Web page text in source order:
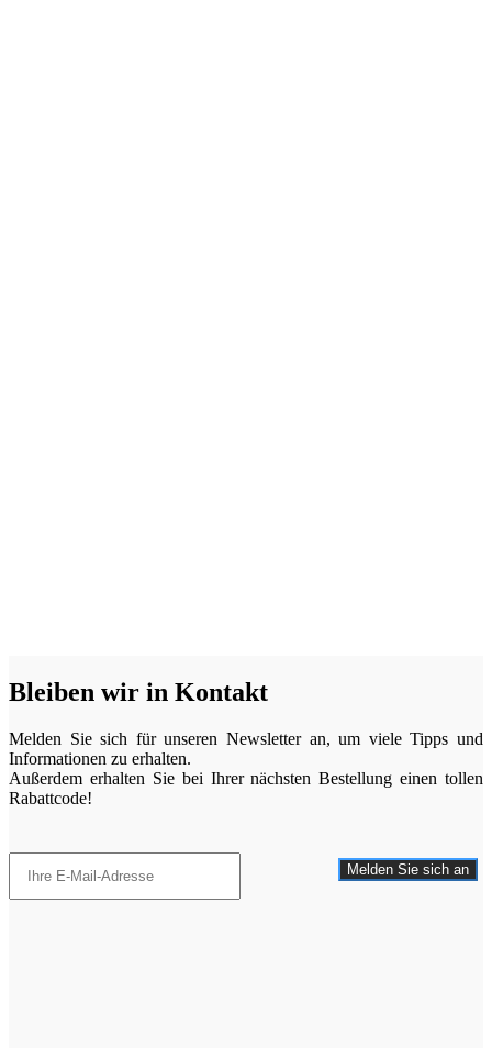
Bleiben wir in Kontakt
Melden Sie sich für unseren Newsletter an, um viele Tipps und
Informationen zu erhalten.
Außerdem erhalten Sie bei Ihrer nächsten Bestellung einen tollen
Rabattcode!
Melden Sie sich an